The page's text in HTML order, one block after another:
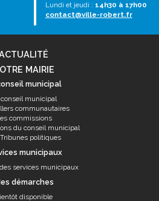
Lundi et jeudi : 14h30 à 17h00
contact@ville-robert.fr
MAIRIE
municipal
conseil municipal
communautaires
commissions
du conseil municipal
politiques
municipaux
services municipaux
démarches
disponible